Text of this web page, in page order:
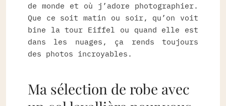
de monde et où j’adore photographier.
Que ce soit matin ou soir, qu’on voit
bine la tour Eiffel ou quand elle est
dans les nuages, ça rends toujours
des photos incroyables.
Ma sélection de robe avec